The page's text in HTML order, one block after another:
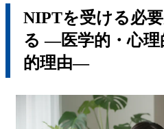
NIPTを受ける必
る —医学的・心理
的理由—